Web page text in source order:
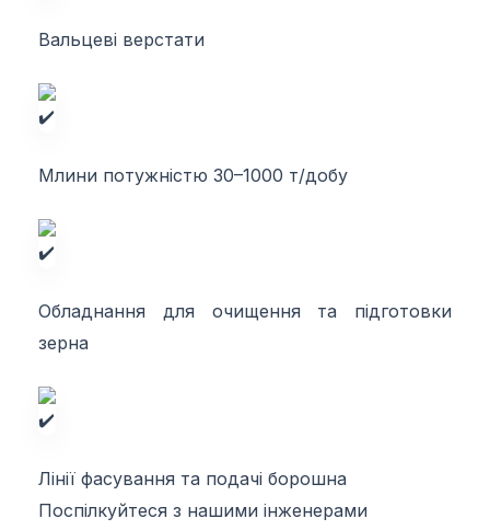
Вальцеві верстати
Млини потужністю 30–1000 т/добу
Обладнання для очищення та підготовки
зерна
Лінії фасування та подачі борошна
Поспілкуйтеся з нашими інженерами